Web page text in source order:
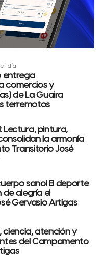
1 día
entrega
comercios y
de La Guaira
terremotos
Lectura, pintura,
la armonía
Transitorio José
sano! El deporte
de alegría el
Gervasio Artigas
ciencia, atención y
del Campamento